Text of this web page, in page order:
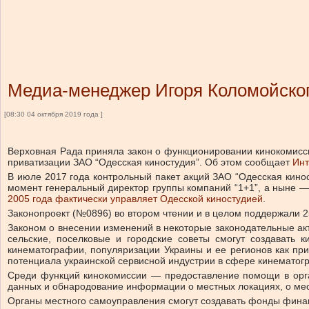
Медиа-менеджер Игоря
[08:30 04 октября 2019 года ]
Верховная Рада приняла закон о функционировании
приватизации ЗАО “Одесская киностудия”. Об этом сообщает
В июле 2017 года контрольный пакет акций ЗАО “Одесская
момент генеральный директор группы компаний “1+1”, а
2005 года фактически управляет Одесской киностудией
Законопроект (№0896) во втором чтении и в целом поддержали
Законом о внесении изменений в некоторые законодательные
сельские, поселковые и городские советы смогут
кинематографии, популяризации Украины и ее регионов как
потенциала украинской сервисной индустрии в сфере
Среди функций кинокомиссии — предоставление помощи в
данных и обнародование информации о местных локациях, о
Органы местного самоуправления смогут создавать фонды